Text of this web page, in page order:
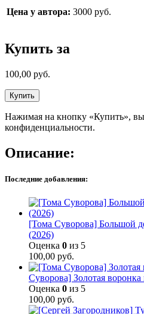
Цена у автора: 3000 руб.
Купить за
100,00 руб.
Купить
Нажимая на кнопку «Купить»,
конфиденциальности.
Описание:
Последние добавления:
[Тома Суворова] Большой
(2026)
Оценка 0 из 5
100,00 руб.
Суворова] Золотая
Оценка 0 из 5
100,00 руб.